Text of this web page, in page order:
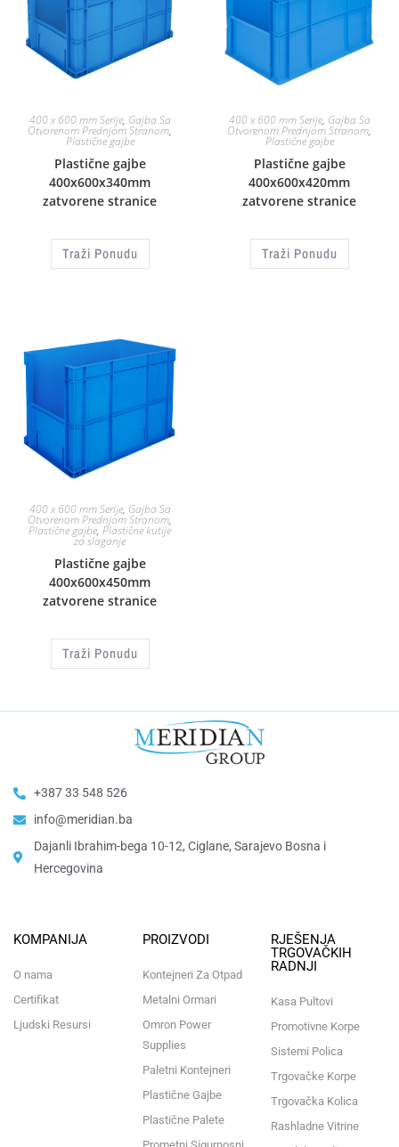
400 x 600 mm Serije, Gajba Sa
Otvorenom Prednjom Stranom,
Plastične gajbe
Plastične gajbe
400x600x340mm
zatvorene stranice
Traži Ponudu
400 x 600 mm Serije, Gajba Sa
Otvorenom Prednjom Stranom,
Plastične gajbe
Plastične gajbe
400x600x420mm
zatvorene stranice
Traži Ponudu
400 x 600 mm Serije, Gajba Sa
Otvorenom Prednjom Stranom,
Plastične gajbe, Plastične kutije
za slaganje
Plastične gajbe
400x600x450mm
zatvorene stranice
Traži Ponudu
+387 33 548 526
info@meridian.ba
Dajanli Ibrahim-bega 10-12, Ciglane, Sarajevo Bosna i
Hercegovina​
KOMPANIJA
O nama
Certifikat
Ljudski Resursi
PROIZVODI
Kontejneri Za Otpad
Metalni Ormari
Omron Power
Supplies
Paletni Kontejneri
Plastične Gajbe
Plastične Palete
RJEŠENJA
TRGOVAČKIH
RADNJI
Kasa Pultovi
Promotivne Korpe
Sistemi Polica
Trgovačke Korpe
Trgovačka Kolica
Rashladne Vitrine